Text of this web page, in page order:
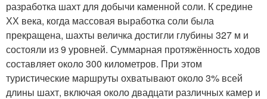
разработка шахт для добычи каменной соли. К средине
ХХ века, когда массовая выработка соли была
прекращена, шахты величка достигли глубины 327 м и
состояли из 9 уровней. Суммарная протяжённость ходов
составляет около 300 километров. При этом
туристические маршруты охватывают около 3% всей
длины шахт, включая около двадцати различных камер и